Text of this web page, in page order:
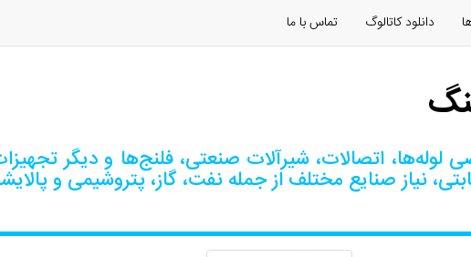
دانلود كاتالوگ تماس با ما
اتصالات، شیرآلات صنعتی، فلنج‌ها و دیگر
نیاز صنایع مختلف از جمله نفت، گاز، پتروشیمی و